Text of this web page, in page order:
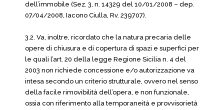
dell’immobile (Sez. 3, n. 14329 del 10/01/2008 – dep.
07/04/2008, Iacono Ciulla, Rv. 239707).
3.2. Va, inoltre, ricordato che la natura precaria delle
opere di chiusura e di copertura di spazi e superfici per
le quali l’art. 20 della legge Regione Sicilia n. 4 del
2003 non richiede concessione e/o autorizzazione va
intesa secondo un criterio strutturale, ovvero nel senso
della facile rimovibilità dell’opera, e non funzionale,
ossia con riferimento alla temporaneità e provvisorietà